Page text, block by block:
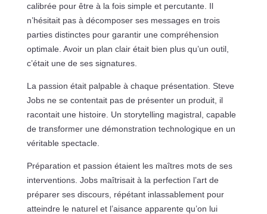
calibrée pour être à la fois simple et percutante. Il
n’hésitait pas à décomposer ses messages en trois
parties distinctes pour garantir une compréhension
optimale. Avoir un plan clair était bien plus qu’un outil,
c’était une de ses signatures.
La passion était palpable à chaque présentation. Steve
Jobs ne se contentait pas de présenter un produit, il
racontait une histoire. Un storytelling magistral, capable
de transformer une démonstration technologique en un
véritable spectacle.
Préparation et passion étaient les maîtres mots de ses
interventions. Jobs maîtrisait à la perfection l’art de
préparer ses discours, répétant inlassablement pour
atteindre le naturel et l’aisance apparente qu’on lui